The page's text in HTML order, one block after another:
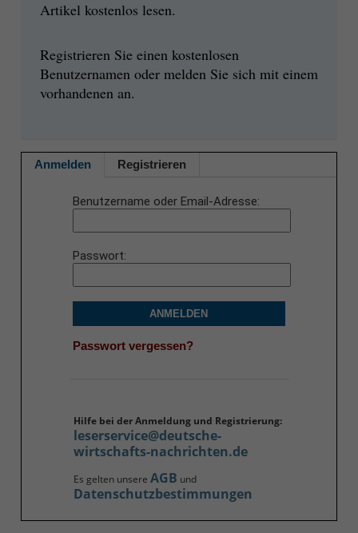
Artikel kostenlos lesen.
Registrieren Sie einen kostenlosen
Benutzernamen oder melden Sie sich mit einem
vorhandenen an.
Anmelden Registrieren
Benutzername oder Email-Adresse
Passwort
ANMELDEN
Passwort vergessen?
Hilfe bei der Anmeldung und Registrierung:
leserservice@deutsche-
wirtschafts-nachrichten.de
Es gelten unsere AGB und
Datenschutzbestimmungen